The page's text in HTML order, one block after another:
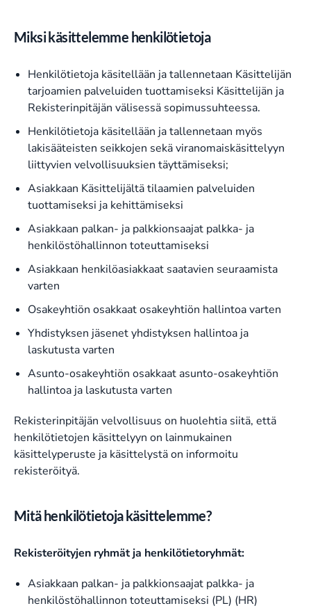
Miksi käsittelemme henkilötietoja
Henkilötietoja käsitellään ja tallennetaan Käsittelijän
tarjoamien palveluiden tuottamiseksi Käsittelijän ja
Rekisterinpitäjän välisessä sopimussuhteessa.
Henkilötietoja käsitellään ja tallennetaan myös
lakisääteisten seikkojen sekä viranomaiskäsittelyyn
liittyvien velvollisuuksien täyttämiseksi;
Asiakkaan Käsittelijältä tilaamien palveluiden
tuottamiseksi ja kehittämiseksi
Asiakkaan palkan- ja palkkionsaajat palkka- ja
henkilöstöhallinnon toteuttamiseksi
Asiakkaan henkilöasiakkaat saatavien seuraamista
varten
Osakeyhtiön osakkaat osakeyhtiön hallintoa varten
Yhdistyksen jäsenet yhdistyksen hallintoa ja
laskutusta varten
Asunto-osakeyhtiön osakkaat asunto-osakeyhtiön
hallintoa ja laskutusta varten
Rekisterinpitäjän velvollisuus on huolehtia siitä, että
henkilötietojen käsittelyyn on lainmukainen
käsittelyperuste ja käsittelystä on informoitu
rekisteröityä.
Mitä henkilötietoja käsittelemme?
Rekisteröityjen ryhmät ja henkilötietoryhmät:
Asiakkaan palkan- ja palkkionsaajat palkka- ja
henkilöstöhallinnon toteuttamiseksi (PL) (HR)